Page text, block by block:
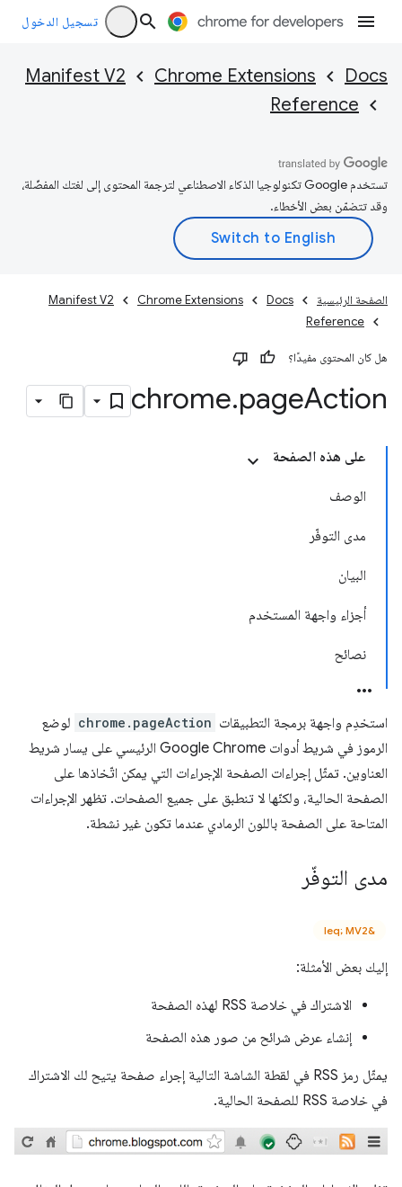
تسجيل الدخول
Docs
Chrome Extensions
Manifest V2
Reference
تستخدم Google تكنولوجيا الذكاء الاصطناعي لترجمة المحتوى إلى لغتك المفضّلة،
وقد تتضمّن بعض الأخطاء.
الصفحة الرئيسية Docs
Chrome Extensions
Manifest V2
Reference
هل كان المحتوى مفيدًا؟
chrome.pageAction
على هذه الصفحة
الوصف
مدى التوفّر
البيان
أجزاء واجهة المستخدم
نصائح
استخدِم واجهة برمجة التطبيقات chrome.pageAction لوضع
الرموز في شريط أدوات Google Chrome الرئيسي على يسار شريط
العناوين. تمثّل إجراءات الصفحة الإجراءات التي يمكن اتّخاذها على
الصفحة الحالية، ولكنّها لا تنطبق على جميع الصفحات. تظهر الإجراءات
المتاحة على الصفحة باللون الرمادي عندما تكون غير نشطة.
مدى التوفّر
&leq; MV2
إليك بعض الأمثلة:
الاشتراك في خلاصة RSS لهذه الصفحة
إنشاء عرض شرائح من صور هذه الصفحة
يمثّل رمز RSS في لقطة الشاشة التالية إجراء صفحة يتيح لك الاشتراك
في خلاصة RSS للصفحة الحالية.